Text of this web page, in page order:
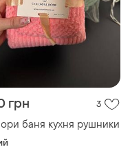
грн 3
баня кухня рушники